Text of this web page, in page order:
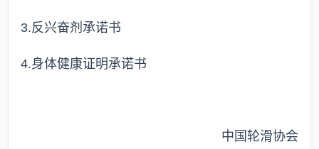
3.反兴奋剂承诺书
4.身体健康证明承诺书
中国轮滑协会